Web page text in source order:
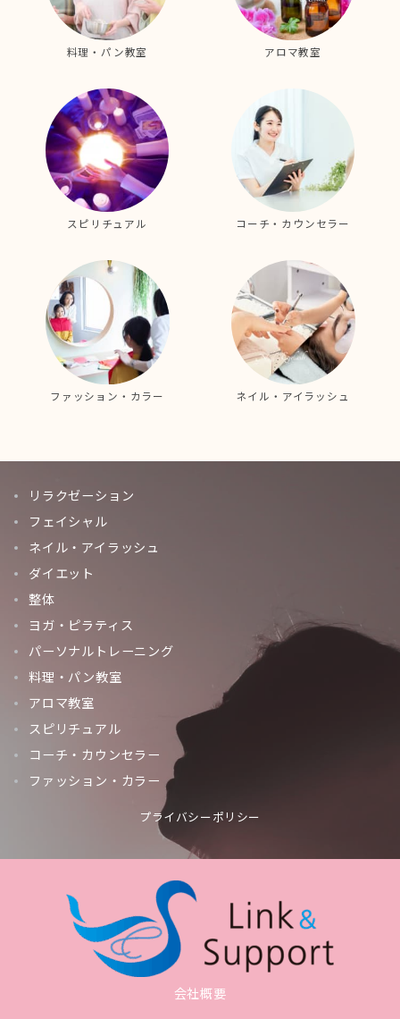
料理・パン教室 アロマ教室
スピリチュアル コーチ・カウンセラー
ファッション・カラー ネイル・アイラッシュ
リラクゼーション
フェイシャル
ネイル・アイラッシュ
ダイエット
整体
ヨガ・ピラティス
パーソナルトレーニング
料理・パン教室
アロマ教室
スピリチュアル
コーチ・カウンセラー
ファッション・カラー
プライバシーポリシー
会社概要